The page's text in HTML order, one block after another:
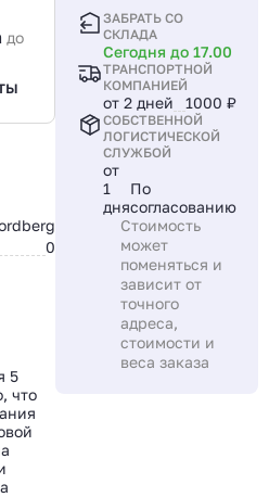
до
0
5
что
ЗАБРАТЬ СО
СКЛАДА
Сегодня до 17.00
ТРАНСПОРТНОЙ
КОМПАНИЕЙ
от 2 дней 1000 ₽
СОБСТВЕННОЙ
ЛОГИСТИЧЕСКОЙ
СЛУЖБОЙ
от
1
дня
По
согласованию
Стоимость
может
поменяться и
зависит от
точного
адреса,
стоимости и
веса заказа